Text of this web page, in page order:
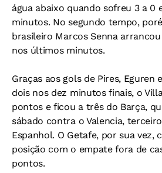
água abaixo quando sofreu 3 a 0
minutos. No segundo tempo,
brasileiro Marcos Senna
nos últimos minutos.
Graças aos gols de Pires, Eguren
dois nos dez minutos finais, o
pontos e ficou a três do Barça,
sábado contra o Valencia,
Espanhol. O Getafe, por sua vez,
posição com o empate fora de
pontos.